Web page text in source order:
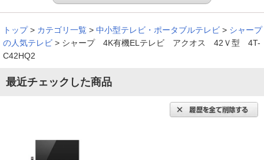
トップ > カテゴリ一覧 > 中小型テレビ・ポータブルテレビ > シャープ
の人気テレビ > シャープ 4K有機ELテレビ アクオス 42Ｖ型 4T-
C42HQ2
最近チェックした商品